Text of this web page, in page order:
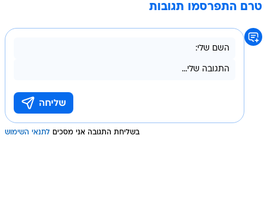
טרם התפרסמו תגובות
בשליחת התגובה אני מסכים לתנאי השימוש